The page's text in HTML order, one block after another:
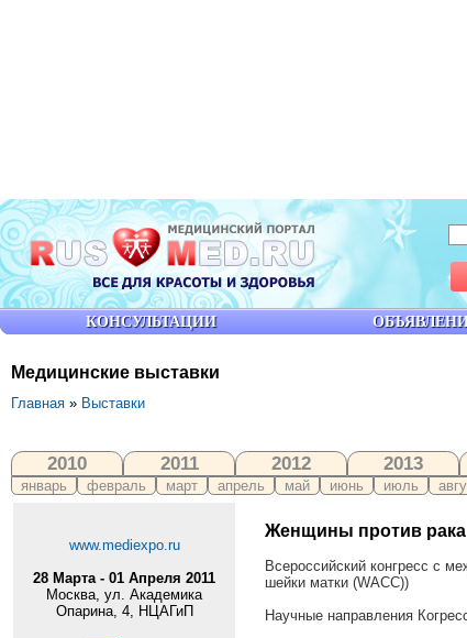
Медицинские выставки
Главная » Выставки
2010 2011 2012 2013
январь февраль март апрель май июнь июль
www.mediexpo.ru
28 Марта - 01 Апреля 2011
Москва, ул. Академика
Опарина, 4, НЦАГиП
Женщины против рака
Всероссийский конгресс с
шейки матки (WACС))
Научные направления
КОНСУЛЬТАЦИИ